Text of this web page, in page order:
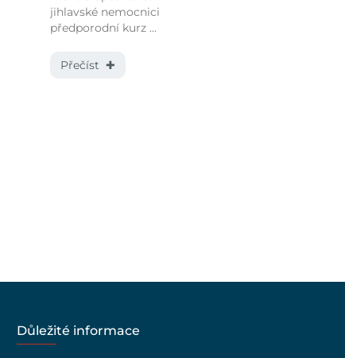
jihlavské nemocnici
předporodní kurz ...
Přečíst ✚
Důležité informace